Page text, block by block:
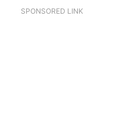
SPONSORED LINK